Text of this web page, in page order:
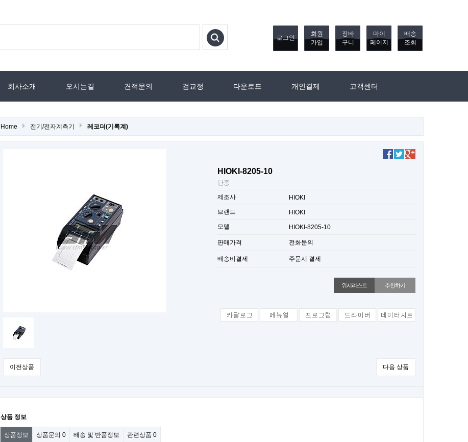
로그인
회원
가입
장바
구니
마이
페이지
배송
조회
회사소개 오시는길 견적문의 검교정 다운로드 개인결제 고객센터
Home 전기/전자계측기 레코더(기록계)
HIOKI-8205-10
단종
제조사
HIOKI
브랜드
HIOKI
모델
HIOKI-8205-10
판매가격 전화문의
배송비결제 주문시 결제
위시리스트 추천하기
이전상품 다음 상품
상품 정보
상품정보 상품문의 0 배송 및 반품정보 관련상품 0